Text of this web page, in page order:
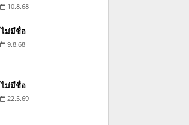
10.8.68
ไม่มีชื่อ
9.8.68
ไม่มีชื่อ
22.5.69